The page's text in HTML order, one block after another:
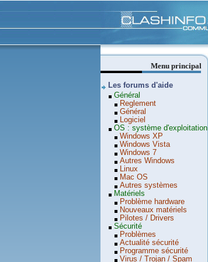
Menu principal
Les forums d'aide
Général
Reglement
Général
Logiciel
OS : système d'exploitation
Windows XP
Windows Vista
Windows 7
Autres Windows
Linux
Mac OS
Autres systèmes
Matériels
Problème hardware
Nouveaux matériels
Pilotes / Drivers
Sécurité
Problèmes
Actualité sécurité
Programme sécurité
Virus / Trojan / Spam